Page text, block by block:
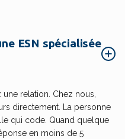
ESN spécialisée
relation. Chez nous,
directement. La personne
qui code. Quand quelque
en moins de 5